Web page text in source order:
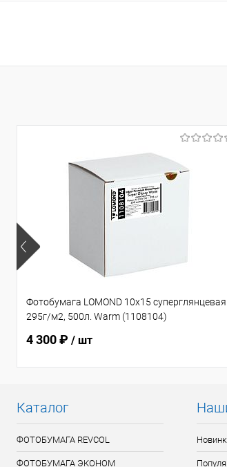
Купить в 1 клик К сравнению
Фотобумага LOMOND 10х15 суперглянцевая
295г/м2, 500л. Warm (1108104)
4 300 ₽ / шт
Каталог
ФОТОБУМАГА REVCOL
ФОТОБУМАГА ЭКОНОМ